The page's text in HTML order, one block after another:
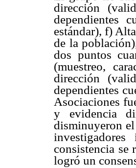
dirección
dependientes
estándar), f)
de la
dos puntos
(muestreo,
dirección
dependientes
Asociaciones
y evidencia
disminuyeron
consistencia
logró un